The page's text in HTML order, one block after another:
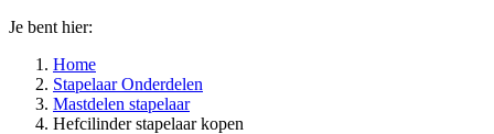
Je bent hier:
Home
Stapelaar Onderdelen
Mastdelen stapelaar
Hefcilinder stapelaar kopen